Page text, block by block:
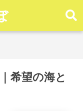
希望の海と